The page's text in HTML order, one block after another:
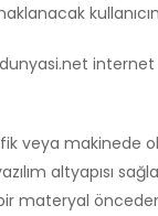
veya makinede
altyapısı
materyal